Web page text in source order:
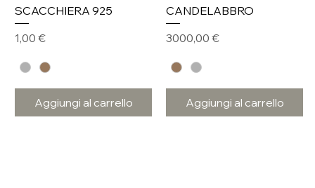
SCACCHIERA 925
Prezzo
1,00 €
Aggiungi al carrello
CANDELABBRO
Prezzo
3000,00 €
Aggiungi al carrello